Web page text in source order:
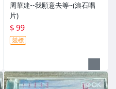
周華建--我願意去等~(滾石唱
片)
$ 99
競標